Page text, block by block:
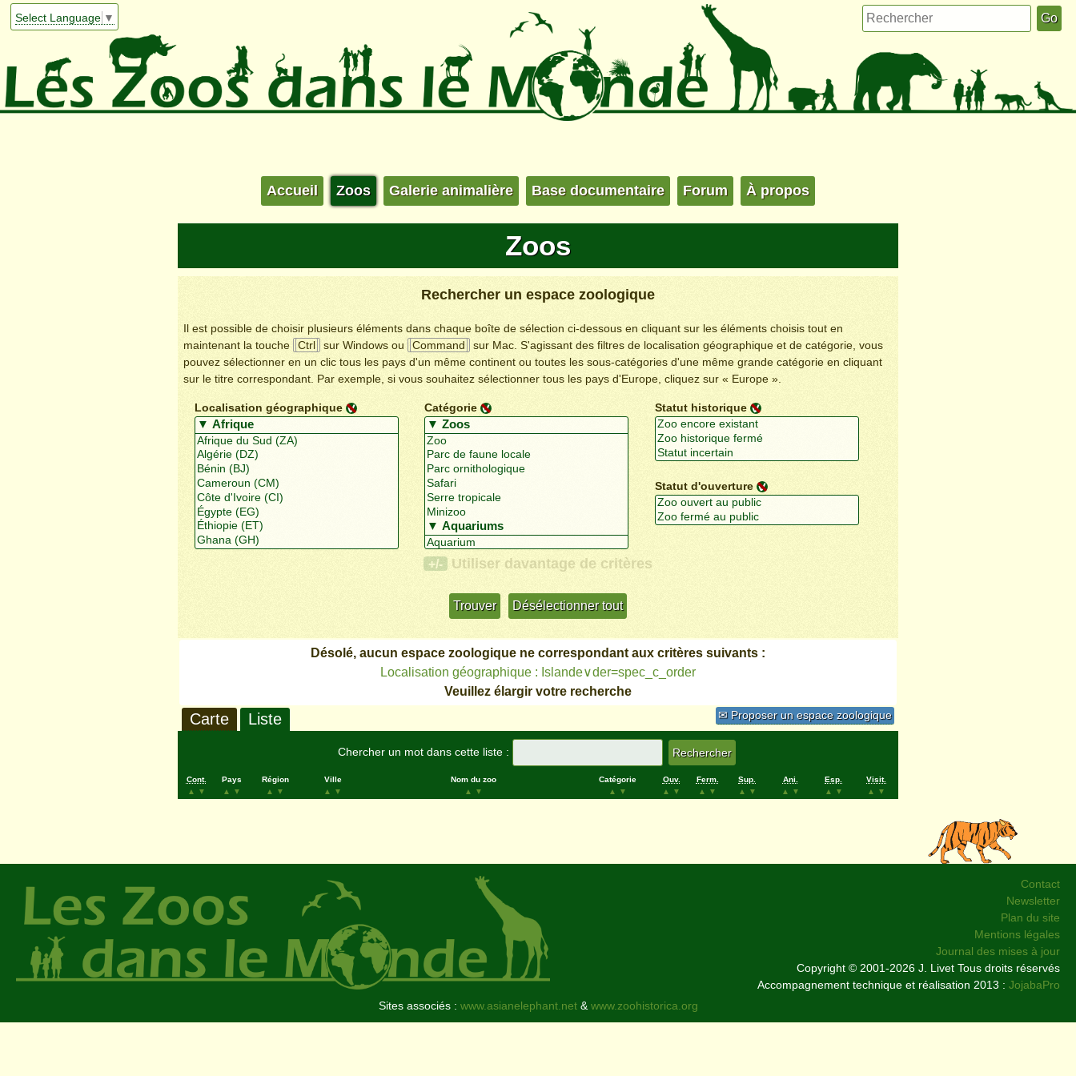
Select Language ▼
Accueil Zoos Galerie animalière Base documentaire Forum À propos
Zoos
Rechercher un espace zoologique
Il est possible de choisir plusieurs éléments dans chaque boîte de sélection ci-dessous en cliquant sur les éléments choisis tout en
maintenant la touche
Ctrl sur Windows ou Command
sur Mac. S'agissant des filtres de localisation géographique et de catégorie, vous
pouvez sélectionner en un clic tous les pays d'un même continent ou toutes les sous-catégories d'une même grande catégorie en cliquant
sur le titre correspondant. Par exemple, si vous souhaitez sélectionner tous les pays d'Europe, cliquez sur « Europe ».
Localisation géographique Catégorie Statut historique
Statut d'ouverture
+/- Utiliser davantage de critères
Désolé, aucun espace zoologique ne correspondant aux critères suivants :
Localisation géographique : Islande∨der=spec_c_order
Veuillez élargir votre recherche
✉ Proposer un espace zoologique
Carte Liste
Chercher un mot dans cette liste :
Cont.
▲
▼
Pays
▲
▼
Région
▲
▼
Ville
▲
▼
Nom du zoo
▲
▼
Catégorie
▲
▼
Ouv.
▲
▼
Ferm.
▲
▼
Sup.
▲
▼
Ani.
▲
▼
Esp.
▲
▼
Visit.
▲
▼
Contact
Newsletter
Plan du site
Mentions légales
Journal des mises à jour
Copyright © 2001-2026 J. Livet Tous droits réservés
Accompagnement technique et réalisation 2013 : JojabaPro
Sites associés : www.asianelephant.net&www.zoohistorica.org